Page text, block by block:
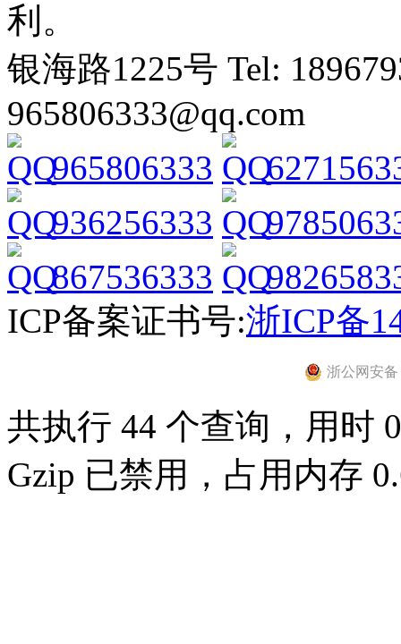
利。
银海路1225号 Tel:
965806333@qq.com
965806333
936256333
867536333
ICP备案证书号:浙ICP备
浙公网安备
共执行 44 个查询，用时
Gzip 已禁用，占用内存